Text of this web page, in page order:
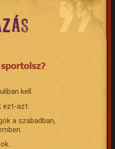
kell.
ezt-azt.
a szabadban,